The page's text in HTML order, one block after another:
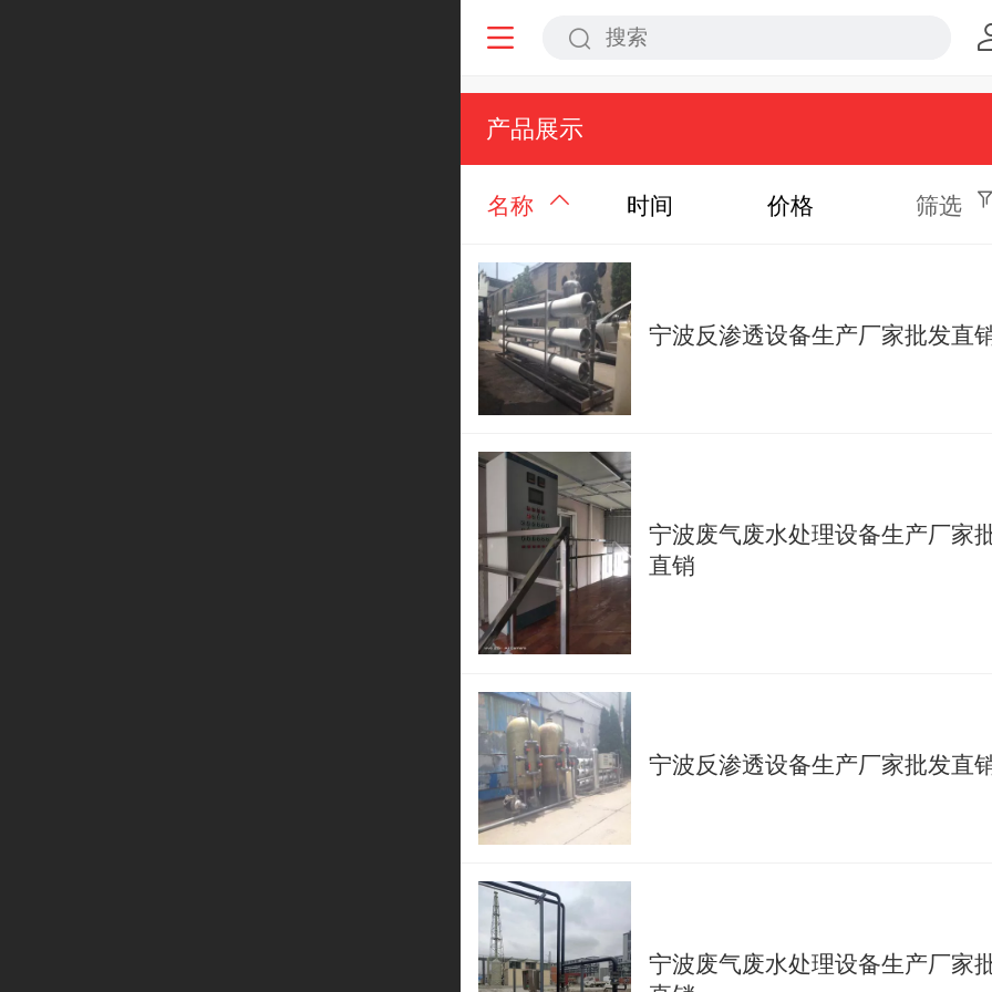
产品展示
名称 时间 价格 筛选
宁波反渗透设备生产厂家批发直
宁波废气废水处理设备生产厂家
直销
宁波反渗透设备生产厂家批发直
宁波废气废水处理设备生产厂家